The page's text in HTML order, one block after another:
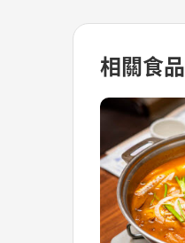
相關食品